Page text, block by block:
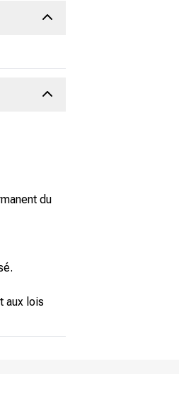
du
aux lois